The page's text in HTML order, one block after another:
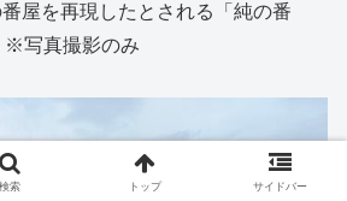
番屋を再現したとされる「純の番
※写真撮影のみ
検索 トップ サイドバー